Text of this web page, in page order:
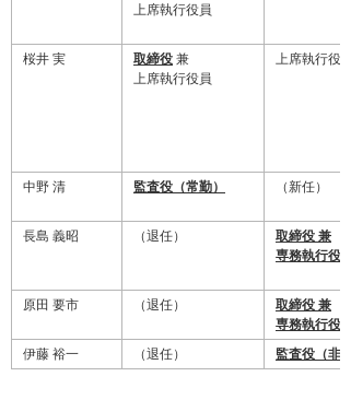
上席執行役員
桜井 実 取締役 兼
上席執行役員
上席執行役員
中野 清 監査役（常勤） （新任）
長島 義昭 （退任）
取締役 兼
専務執行役員
原田 要市 （退任）
取締役 兼
専務執行役員
伊藤 裕一
（退任） 監査役（非